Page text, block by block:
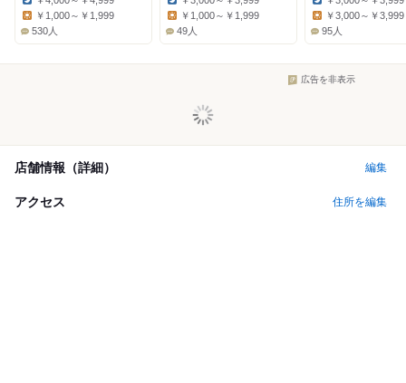
Dinner:
￥1,000～￥1,999
530人
Dinner:
Lunch:
￥1,000～￥1,999
49人
Dinner:
Lunch:
￥3,000～￥3,999
95人
広告を非表示
店舗情報（詳細） 編集
アクセス 住所を編集